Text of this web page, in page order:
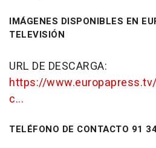
IMÁGENES DISPONIBLES EN
TELEVISIÓN
URL DE DESCARGA:
https://
c...
TELÉFONO DE CONTACTO 91